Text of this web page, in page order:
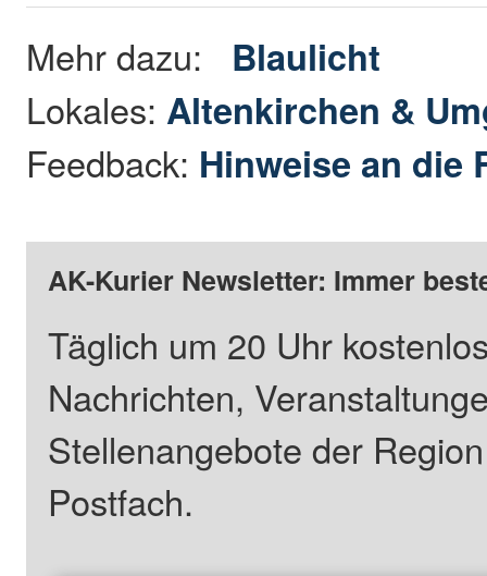
Mehr dazu: Blaulicht
Lokales: Altenkirchen &
Feedback: Hinweise an die
AK-Kurier Newsletter: Immer
Täglich um 20 Uhr
Nachrichten,
Stellenangebote der
Postfach.